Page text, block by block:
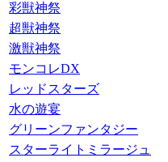
彩獣神祭
超獣神祭
激獣神祭
モンコレDX
レッドスターズ
水の遊宴
グリーンファンタジー
スターライトミラージュ